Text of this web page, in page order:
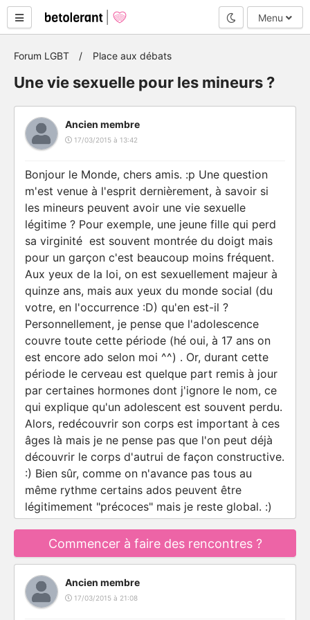
Mode nuit
Menu
Forum LGBT Place aux débats
Une vie sexuelle pour les mineurs ?
Ancien membre
17/03/2015 à 13:42
Bonjour le Monde, chers amis. :p Une question
m'est venue à l'esprit dernièrement, à savoir si
les mineurs peuvent avoir une vie sexuelle
légitime ? Pour exemple, une jeune fille qui perd
sa virginité est souvent montrée du doigt mais
pour un garçon c'est beaucoup moins fréquent.
Aux yeux de la loi, on est sexuellement majeur à
quinze ans, mais aux yeux du monde social (du
votre, en l'occurrence :D) qu'en est-il ?
Personnellement, je pense que l'adolescence
couvre toute cette période (hé oui, à 17 ans on
est encore ado selon moi ^^) . Or, durant cette
période le cerveau est quelque part remis à jour
par certaines hormones dont j'ignore le nom, ce
qui explique qu'un adolescent est souvent perdu.
Alors, redécouvrir son corps est important à ces
âges là mais je ne pense pas que l'on peut déjà
découvrir le corps d'autrui de façon constructive.
:) Bien sûr, comme on n'avance pas tous au
même rythme certains ados peuvent être
légitimement "précoces" mais je reste global. :)
Commencer à faire des rencontres ?
Ancien membre
17/03/2015 à 21:08